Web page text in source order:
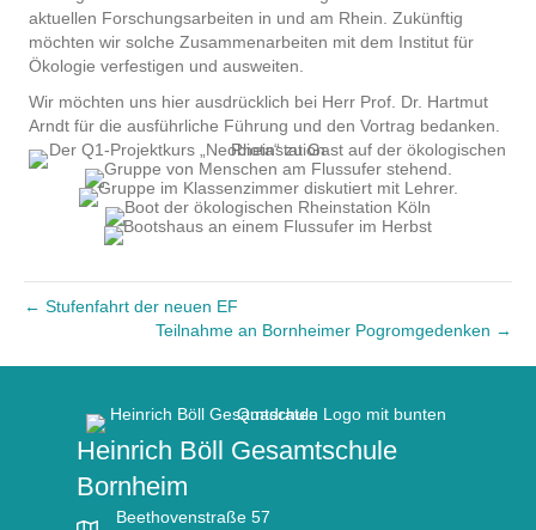
aktuellen Forschungsarbeiten in und am Rhein. Zukünftig
möchten wir solche Zusammenarbeiten mit dem Institut für
Ökologie verfestigen und ausweiten.
Wir möchten uns hier ausdrücklich bei Herr Prof. Dr. Hartmut
Arndt für die ausführliche Führung und den Vortrag bedanken.
← Stufenfahrt der neuen EF
Teilnahme an Bornheimer Pogromgedenken →
Heinrich Böll Gesamtschule
Bornheim
Beethovenstraße 57